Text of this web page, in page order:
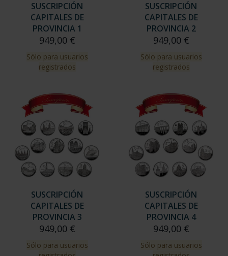
SUSCRIPCIÓN
CAPITALES DE
PROVINCIA 1
949,00 €
Sólo para usuarios
registrados
SUSCRIPCIÓN
CAPITALES DE
PROVINCIA 2
949,00 €
Sólo para usuarios
registrados
SUSCRIPCIÓN
CAPITALES DE
PROVINCIA 3
949,00 €
Sólo para usuarios
SUSCRIPCIÓN
CAPITALES DE
PROVINCIA 4
949,00 €
Sólo para usuarios